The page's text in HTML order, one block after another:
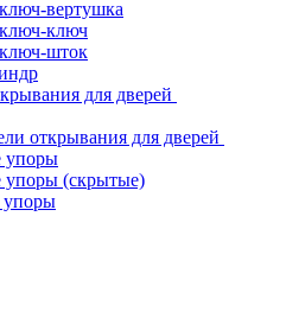
вертушка
ключ
шток
для дверей
открывания для дверей
упоры
(скрытые)
упоры